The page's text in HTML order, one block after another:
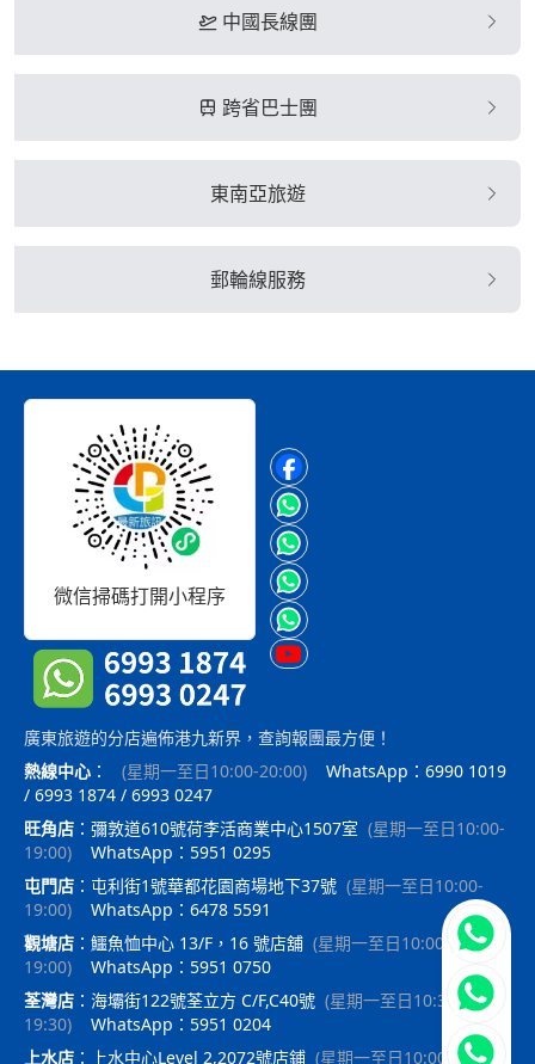
中國長線團
跨省巴士團
東南亞旅遊
郵輪線服務
微信掃碼打開小程序
廣東旅遊的分店遍佈港九新界，查詢報團最方便！
熱線中心 ： (星期一至日10:00-20:00)
WhatsApp：6990 1019
/ 6993 1874 / 6993 0247
旺角店 ： 彌敦道610號荷李活商業中心1507室 (星期一至日10:00-
19:00)
WhatsApp：5951 0295
屯門店 ： 屯利街1號華都花園商場地下37號 (星期一至日10:00-
19:00)
WhatsApp：6478 5591
觀塘店 ： 鱷魚恤中心 13/F，16 號店舖 (星期一至日10:00-
19:00)
WhatsApp：5951 0750
荃灣店 ： 海壩街122號荃立方 C/F,C40號 (星期一至日10:30-
19:30)
WhatsApp：5951 0204
上水店 ： 上水中心Level 2,2072號店鋪 (星期一至日10:00-
立即